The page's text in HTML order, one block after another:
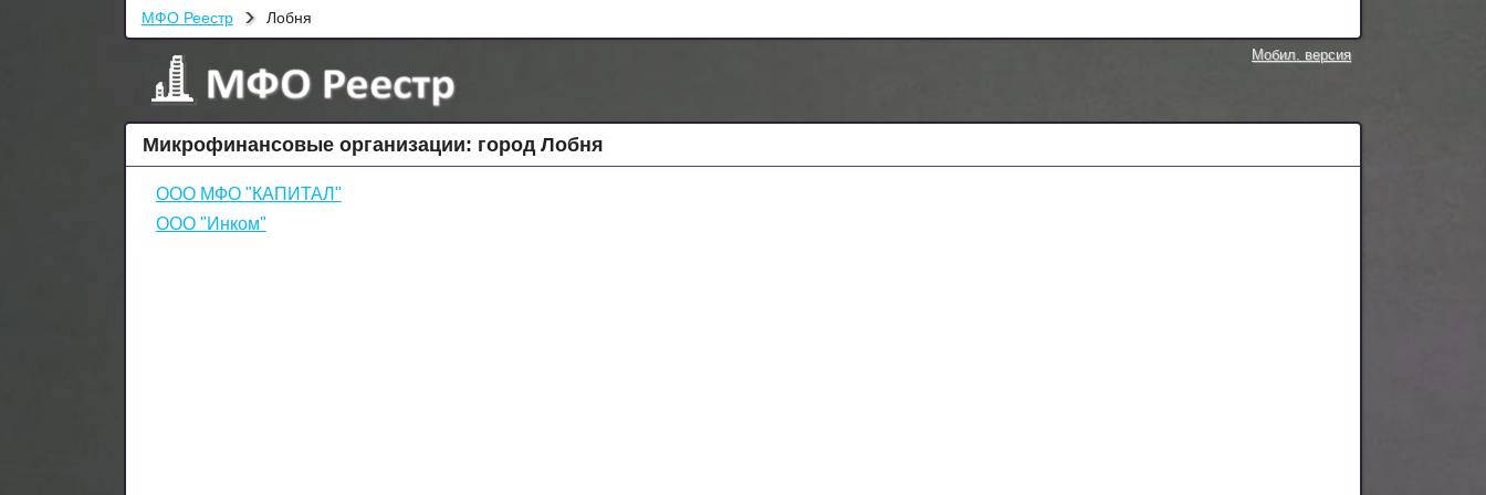
МФО Реестр Лобня
Мобил. версия
Микрофинансовые организации: город Лобня
ООО МФО "КАПИТАЛ"
ООО "Инком"